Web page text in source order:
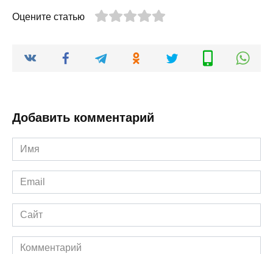
Оцените статью
Добавить комментарий
Имя
*
Email
*
Сайт
Комментарий